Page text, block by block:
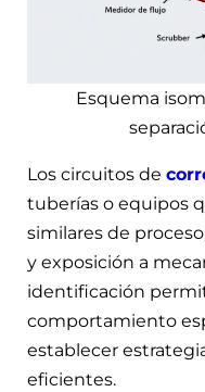
Esquema
Los circuitos de
tuberías o equipos
similares de
y exposición a
identificación
comportamiento
establecer
eficientes.